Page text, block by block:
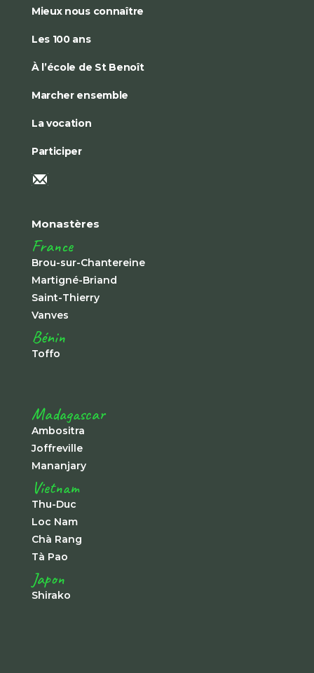
Mieux nous connaître
Les 100 ans
À l’école de St Benoît
Marcher ensemble
La vocation
Participer
Monastères
France
Brou-sur-Chantereine
Martigné-Briand
Saint-Thierry
Vanves
Bénin
Toffo
Madagascar
Ambositra
Joffreville
Mananjary
Vietnam
Thu-Duc
Loc Nam
Chà Rang
Tà Pao
Japon
Shirako